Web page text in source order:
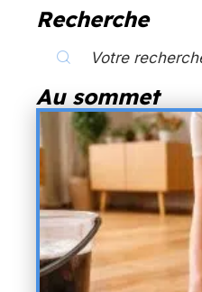
Recherche
Au sommet